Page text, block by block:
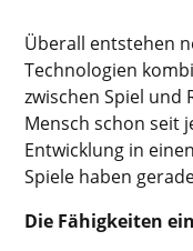
Überall entstehen
Technologien
zwischen Spiel und
Mensch schon seit
Entwicklung in
Spiele haben
Die Fähigkeiten